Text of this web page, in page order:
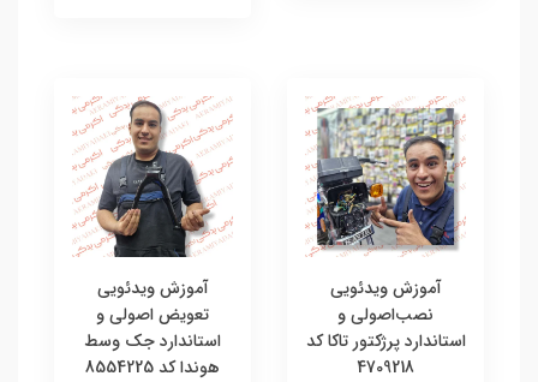
آموزش ویدئویی
نصب‌اصولی و
استاندارد پرژکتور تاکا کد
4709218
آموزش ویدئویی
تعویض اصولی و
استاندارد جک وسط
هوندا کد 8554225